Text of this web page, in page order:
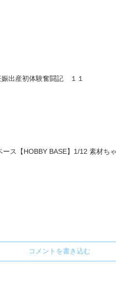
娠出産初体験奮闘記 １１
ース【HOBBY BASE】1/12 素材
コメントを書き込む